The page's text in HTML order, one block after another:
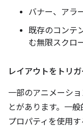
バナー、アラ
既存のコンテ
む無限スクロ
レイアウトをトリ
一部のアニメーシ
とがあります。一
プロパティを使用す